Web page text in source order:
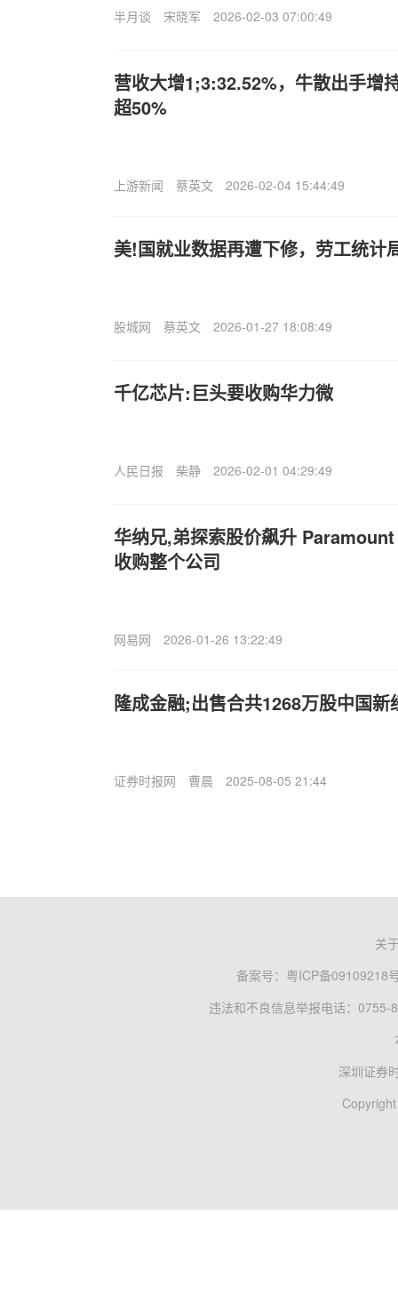
半月谈 宋晓军 2026-02-03 07:00:49
营收大增1;3:32.52%，牛散出手增
超50%
上游新闻 蔡英文 2026-02-04 15:44:49
美!国就业数据再遭下修，劳工统计
股城网 蔡英文 2026-01-27 18:08:49
千亿芯片:巨头要收购华力微
人民日报 柴静 2026-02-01 04:29:49
华纳兄,弟探索股价飙升
收购整个公司
网易网 2026-01-26 13:22:49
隆成金融;出售合共1268万股中国新
证券时报网 曹晨 2025-08-05 21:44
关
备案号： 粤ICP备09109218
违法和不良信息举报电话：0755-
深圳证券